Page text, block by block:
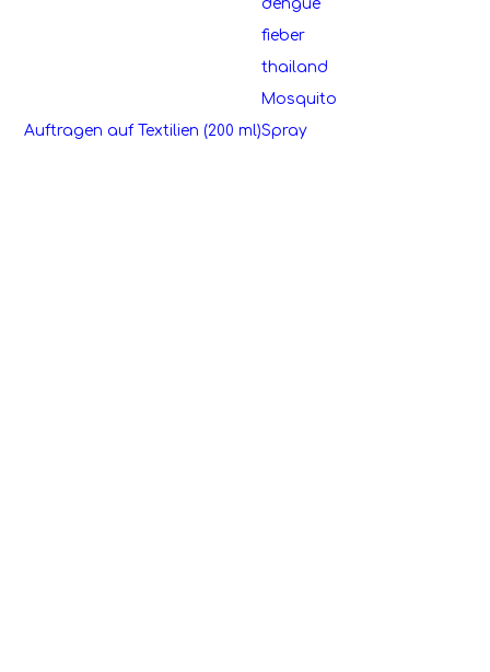
Auftragen auf Textilien (200 ml)